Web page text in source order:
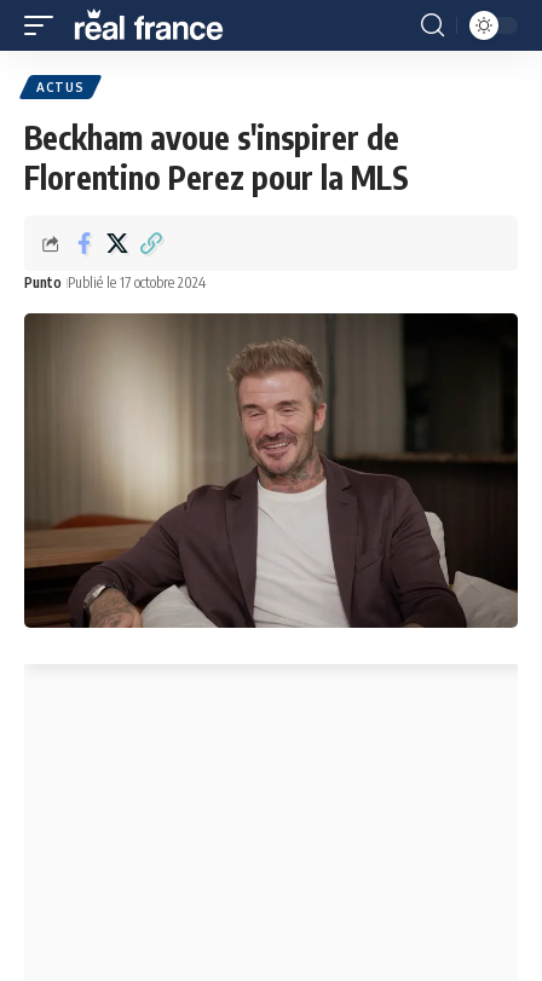
ACTUS
Beckham avoue s'inspirer de
Florentino Perez pour la MLS
Punto Publié le 17 octobre 2024